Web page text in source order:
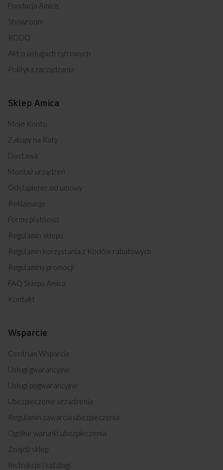
Fundacja Amicis
Showroom
RODO
Akt o usługach cyfrowych
Polityka zarządzania
Sklep Amica
Moje Konto
Zakupy na Raty
Dostawa
Montaż urządzeń
Odstąpienie od umowy
Reklamacje
Formy płatności
Regulamin sklepu
Regulamin korzystania z Kodów rabatowych
Regulaminy promocji
FAQ Sklepu Amica
Kontakt
Wsparcie
Centrum Wsparcia
Usługi gwarancyjne
Usługi pogwarancyjne
Ubezpieczenie urządzenia
Regulamin zawarcia ubezpieczenia
Ogólne warunki ubezpieczenia
Znajdź sklep
Instrukcje i katalogi